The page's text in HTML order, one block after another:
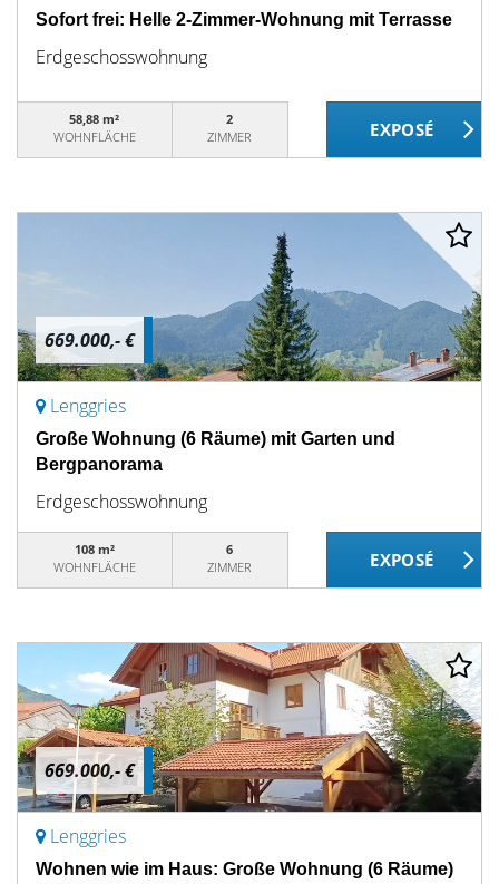
Sofort frei: Helle 2-Zimmer-Wohnung mit Terrasse
Erdgeschosswohnung
58,88 m²
WOHNFLÄCHE
2
ZIMMER
669.000,- €
Lenggries
Große Wohnung (6 Räume) mit Garten und
Bergpanorama
Erdgeschosswohnung
108 m²
WOHNFLÄCHE
6
ZIMMER
669.000,- €
Lenggries
Wohnen wie im Haus: Große Wohnung (6 Räume)